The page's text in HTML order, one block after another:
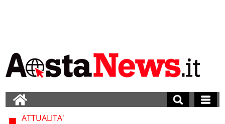
ATTUALITA'